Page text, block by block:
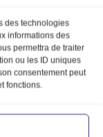
des technologies
informations des
permettra de traiter
ou les ID uniques
consentement peut
fonctions.